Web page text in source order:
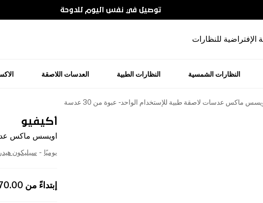
توصيل في نفس اليوم للدوحة
الإفتراضية للنظارات
النظارات الشمسية النظارات الطبية العدسات اللاصقة
ماكس عدسات لاصقة طبية للإستخدام الواحد - عبوة من 30 عدسة
أكيفيو
اويسس ماكس
يوميًا - سيليكون
إبتداءً من